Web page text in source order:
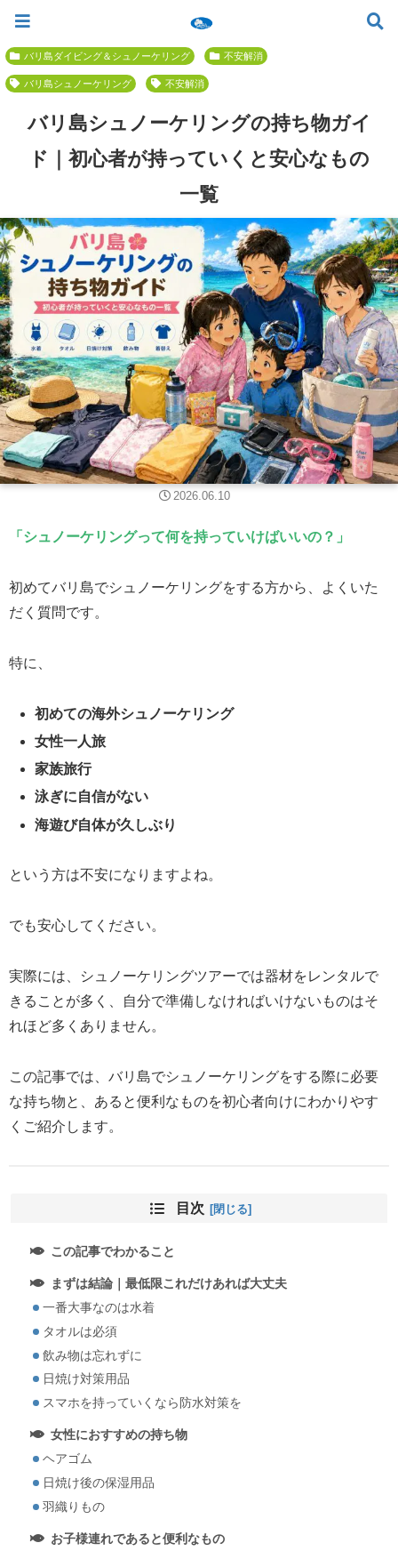
バリ島でいちばん優しい初心者専門 ≫
バリ島ダイビング＆シュノーケリング 不安解消
バリ島シュノーケリング 不安解消
バリ島シュノーケリングの持ち物ガイ
ド｜初心者が持っていくと安心なもの
一覧
2026.06.10
「シュノーケリングって何を持っていけばいいの？」
初めてバリ島でシュノーケリングをする方から、よくいた
だく質問です。
特に、
初めての海外シュノーケリング
女性一人旅
家族旅行
泳ぎに自信がない
海遊び自体が久しぶり
という方は不安になりますよね。
でも安心してください。
実際には、シュノーケリングツアーでは器材をレンタルで
きることが多く、自分で準備しなければいけないものはそ
れほど多くありません。
この記事では、バリ島でシュノーケリングをする際に必要
な持ち物と、あると便利なものを初心者向けにわかりやす
くご紹介します。
目次
この記事でわかること
まずは結論｜最低限これだけあれば大丈夫
一番大事なのは水着
タオルは必須
飲み物は忘れずに
日焼け対策用品
スマホを持っていくなら防水対策を
女性におすすめの持ち物
ヘアゴム
日焼け後の保湿用品
羽織りもの
お子様連れであると便利なもの